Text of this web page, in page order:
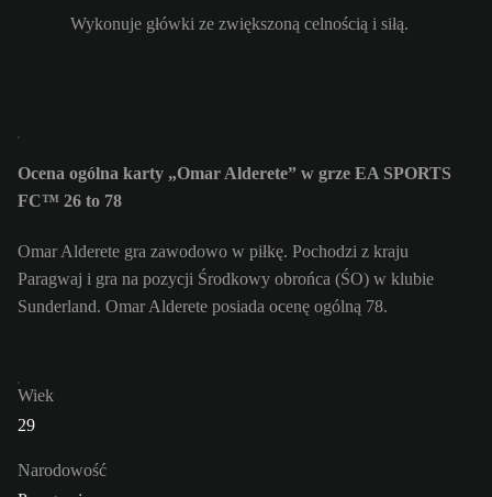
Wykonuje główki ze zwiększoną celnością i siłą.
Ocena ogólna karty „Omar Alderete” w grze EA SPORTS
FC™ 26 to 78
Omar Alderete gra zawodowo w piłkę. Pochodzi z kraju
Paragwaj i gra na pozycji Środkowy obrońca (ŚO) w klubie
Sunderland. Omar Alderete posiada ocenę ogólną 78.
Wiek
29
Narodowość